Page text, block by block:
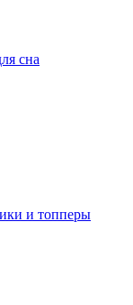
сна
и топперы